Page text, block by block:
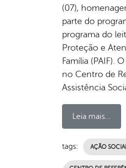
(07),
parte do
programa do
Proteção e
Família (PAIF).
no Centro de
Assistência
Leia mais...
tags: AÇÃO